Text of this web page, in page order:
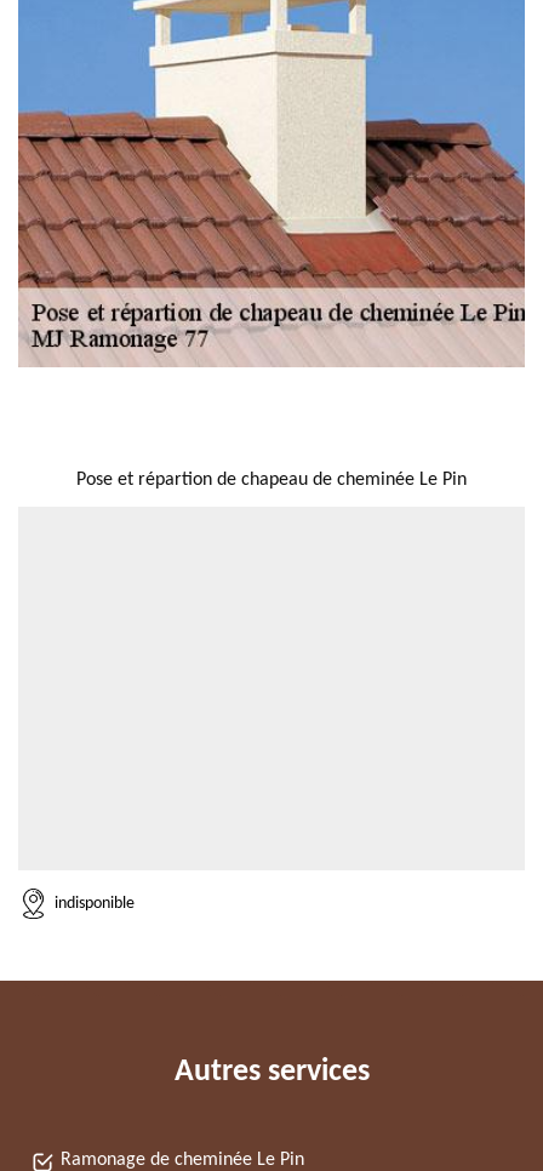
Pose et répartion de chapeau de cheminée Le Pin
indisponible
Autres services
Ramonage de cheminée Le Pin